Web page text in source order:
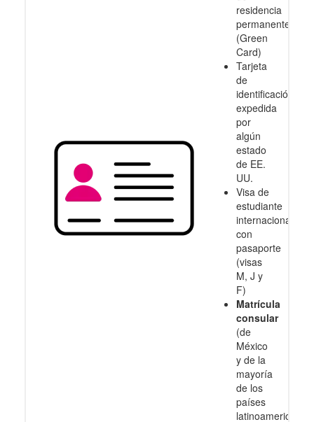
residencia
permanente
(Green
Card)
Tarjeta
de
identificación
expedida
por
algún
estado
de EE.
UU.
Visa de
estudiante
internacional
con
pasaporte
(visas
M, J y
F)
Matrícula
consular
(de
México
y de la
mayoría
de los
países
latinoamericanos,